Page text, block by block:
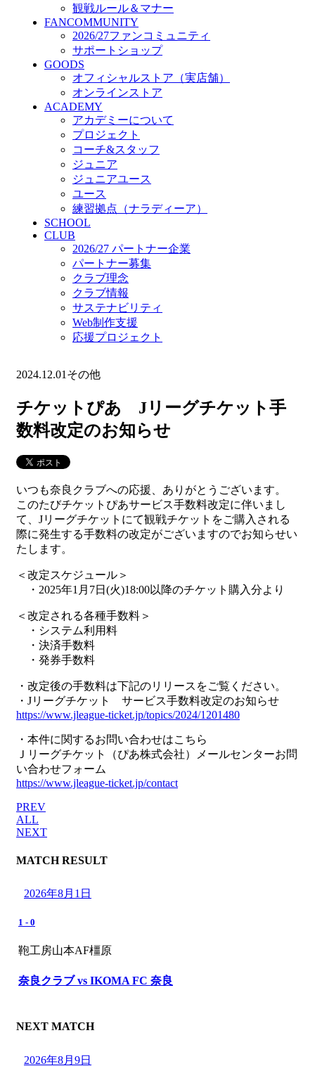
パートナー募集
クラブ理念
クラブ情報
サステナビリティ
Web制作支援
応援プロジェクト
観戦ルール＆マナー
FANCOMMUNITY
2026/27ファンコミュニティ
サポートショップ
GOODS
オフィシャルストア（実店舗）
オンラインストア
ACADEMY
アカデミーについて
プロジェクト
コーチ&スタッフ
ジュニア
ジュニアユース
ユース
練習拠点（ナラディーア）
SCHOOL
CLUB
2026/27 パートナー企業
パートナー募集
クラブ理念
クラブ情報
サステナビリティ
Web制作支援
応援プロジェクト
2024.12.01 その他
チケットぴあ Jリーグチケット手
数料改定のお知らせ
いつも奈良クラブへの応援、ありがとうございます。
このたびチケットぴあサービス手数料改定に伴いまし
て、Jリーグチケットにて観戦チケットをご購入される
際に発生する手数料の改定がございますのでお知らせい
たします。
＜改定スケジュール＞
・2025年1月7日(火)18:00以降のチケット購入分より
＜改定される各種手数料＞
・システム利用料
・決済手数料
・発券手数料
・改定後の手数料は下記のリリースをご覧ください。
・Jリーグチケット サービス手数料改定のお知らせ
https://www.jleague-ticket.jp/topics/2024/1201480
・本件に関するお問い合わせはこちら
Ｊリーグチケット（ぴあ株式会社）メールセンターお問
い合わせフォーム
https://www.jleague-ticket.jp/contact
PREV
ALL
NEXT
MATCH RESULT
2026年8月1日
1 - 0
鞄工房山本AF橿原
奈良クラブ vs IKOMA FC 奈良
NEXT MATCH
2026年8月9日